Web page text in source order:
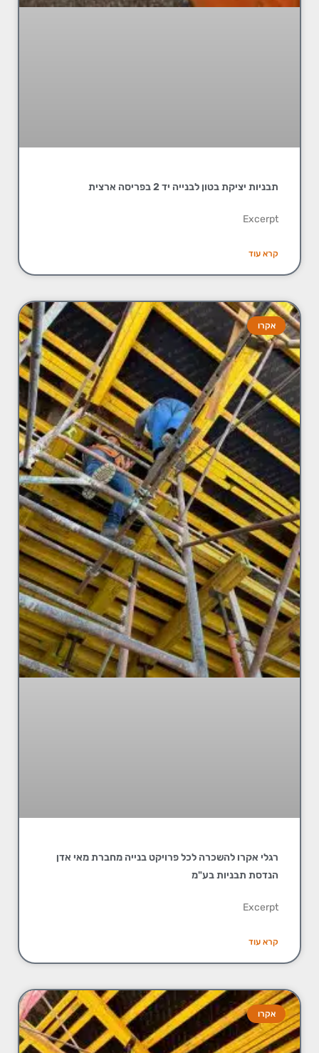
תבניות יציקת בטון לבנייה יד 2 בפריסה ארצית
Excerpt
קרא עוד
אקרו
רגלי אקרו להשכרה לכל פרויקט בנייה מחברת מאי אדן
הנדסת תבניות בע"מ
Excerpt
קרא עוד
אקרו